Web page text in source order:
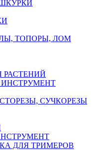
ТОПОРЫ, ЛОМ
РАСТЕНИЙ
СУЧКОРЕЗЫ
ДЛЯ ТРИМЕРОВ